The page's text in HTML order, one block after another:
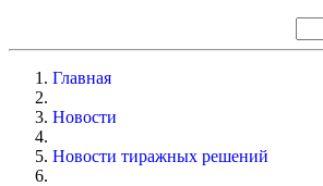
Главная
Новости
Новости тиражных решений